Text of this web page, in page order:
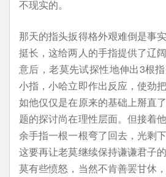
不现实的。
那天的指头扳得格外艰难倒是事
挺长，这给两人的手指提供了辽
意后，老莫先试探性地伸出3根
小指，小哈立即作出反应，使劲
如他仅仅是在原来的基础上掰直
题的探讨尚在理性层面。但接着
余手指一根一根弯了回去，光剩
这要再让老莫继续保持谦谦君子
莫有些愤怒，当然不肯善罢甘休